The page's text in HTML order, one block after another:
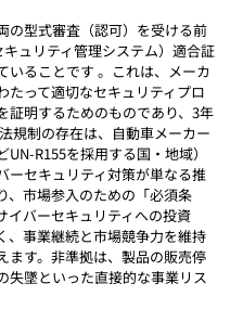
の型式審査（認可）を受ける前
ュリティ管理システム）適合証
いることです 。これは、メーカ
たって適切なセキュリティプロ
証明するためのものであり、3年
規制の存在は、自動車メーカー
R155を採用する国・地域）
ーセキュリティ対策が単なる推
、市場参入のための「必須条
イバーセキュリティへの投資
、事業継続と市場競争力を維持
ます。非準拠は、製品の販売停
失墜といった直接的な事業リス